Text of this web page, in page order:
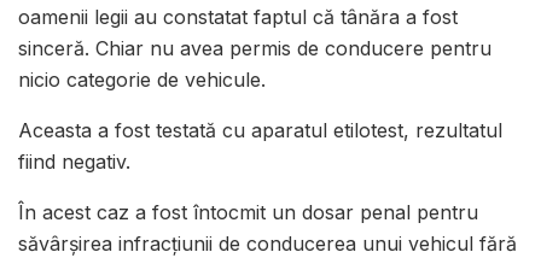
oamenii legii au constatat faptul că tânăra a fost
sinceră. Chiar nu avea permis de conducere pentru
nicio categorie de vehicule.
Aceasta a fost testată cu aparatul etilotest, rezultatul
fiind negativ.
În acest caz a fost întocmit un dosar penal pentru
săvârșirea infracțiunii de conducerea unui vehicul fără